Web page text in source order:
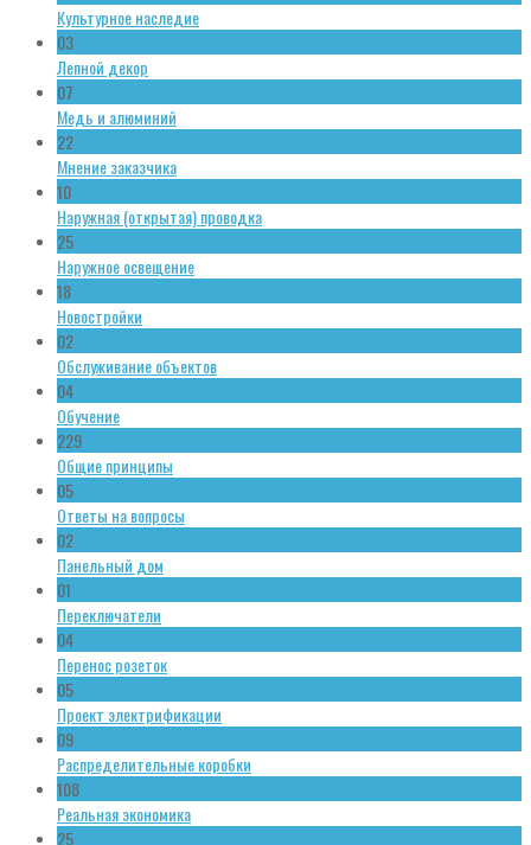
Культурное наследие
03
Лепной декор
07
Медь и алюминий
22
Мнение заказчика
10
Наружная (открытая) проводка
25
Наружное освещение
18
Новостройки
02
Обслуживание объектов
04
Обучение
229
Общие принципы
05
Ответы на вопросы
02
Панельный дом
01
Переключатели
04
Перенос розеток
05
Проект электрификации
09
Распределительные коробки
108
Реальная экономика
25